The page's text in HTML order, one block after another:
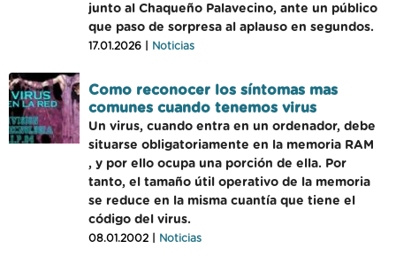
junto al Chaqueño Palavecino, ante un público
que paso de sorpresa al aplauso en segundos.
17.01.2026 | Noticias
Como reconocer los síntomas mas
comunes cuando tenemos virus
Un virus, cuando entra en un ordenador, debe
situarse obligatoriamente en la memoria RAM
, y por ello ocupa una porción de ella. Por
tanto, el tamaño útil operativo de la memoria
se reduce en la misma cuantía que tiene el
código del virus.
08.01.2002 | Noticias